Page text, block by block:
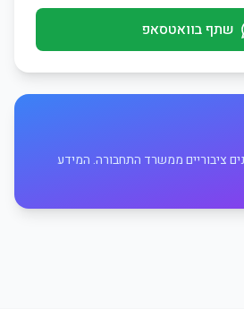
שתף בוואטסאפ
ציבוריים ממשרד התחבורה. המידע